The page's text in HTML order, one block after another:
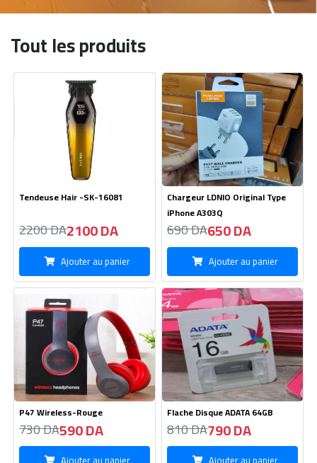
Tout les produits
Tendeuse Hair -SK-16081
2200 DA2100 DA
Ajouter au panier
Chargeur LDNIO Original Type
iPhone A303Q
690 DA650 DA
Ajouter au panier
P47 Wireless-Rouge
730 DA590 DA
Flache Disque ADATA 64GB
810 DA790 DA